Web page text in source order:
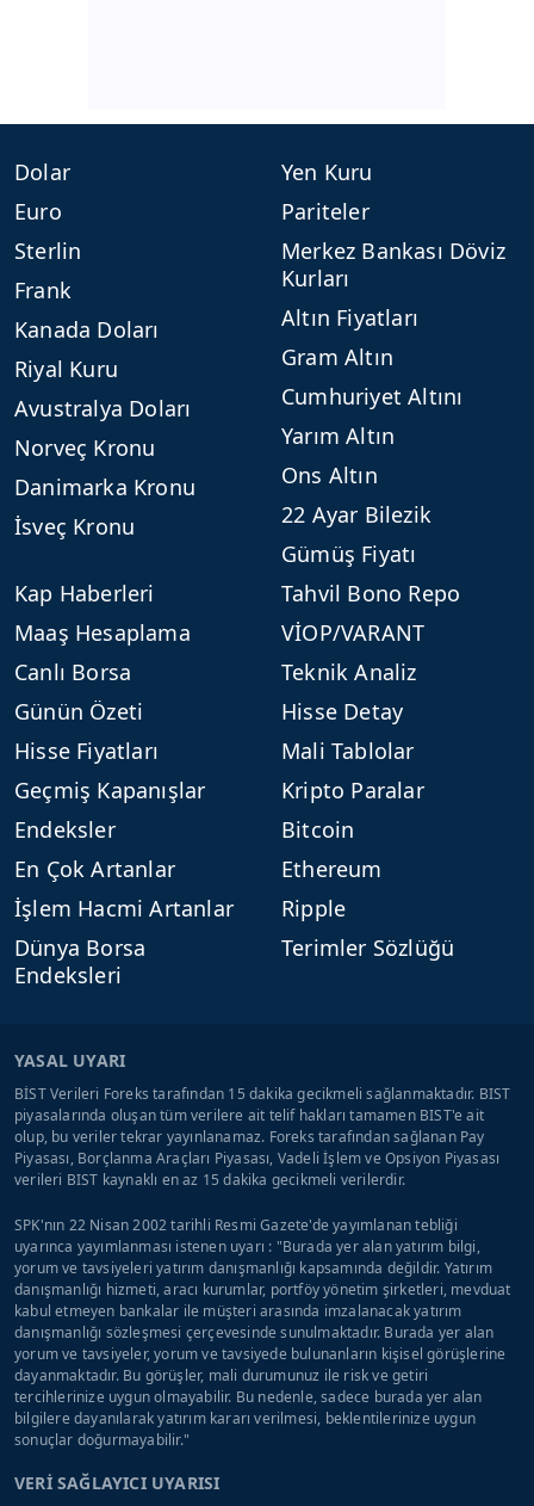
Dolar
Euro
Sterlin
Frank
Kanada Doları
Riyal Kuru
Avustralya Doları
Norveç Kronu
Danimarka Kronu
İsveç Kronu
Yen Kuru
Pariteler
Merkez Bankası Döviz
Kurları
Altın Fiyatları
Gram Altın
Cumhuriyet Altını
Yarım Altın
Ons Altın
22 Ayar Bilezik
Gümüş Fiyatı
Kap Haberleri
Maaş Hesaplama
Canlı Borsa
Günün Özeti
Hisse Fiyatları
Geçmiş Kapanışlar
Endeksler
En Çok Artanlar
İşlem Hacmi Artanlar
Dünya Borsa
Endeksleri
Tahvil Bono Repo
VİOP/VARANT
Teknik Analiz
Hisse Detay
Mali Tablolar
Kripto Paralar
Bitcoin
Ethereum
Ripple
Terimler Sözlüğü
YASAL UYARI
BİST Verileri Foreks tarafından 15 dakika gecikmeli sağlanmaktadır. BIST
piyasalarında oluşan tüm verilere ait telif hakları tamamen BIST'e ait
olup, bu veriler tekrar yayınlanamaz. Foreks tarafından sağlanan Pay
Piyasası, Borçlanma Araçları Piyasası, Vadeli İşlem ve Opsiyon Piyasası
verileri BIST kaynaklı en az 15 dakika gecikmeli verilerdir.
SPK'nın 22 Nisan 2002 tarihli Resmi Gazete'de yayımlanan tebliği
uyarınca yayımlanması istenen uyarı : "Burada yer alan yatırım bilgi,
yorum ve tavsiyeleri yatırım danışmanlığı kapsamında değildir. Yatırım
danışmanlığı hizmeti, aracı kurumlar, portföy yönetim şirketleri, mevduat
kabul etmeyen bankalar ile müşteri arasında imzalanacak yatırım
danışmanlığı sözleşmesi çerçevesinde sunulmaktadır. Burada yer alan
yorum ve tavsiyeler, yorum ve tavsiyede bulunanların kişisel görüşlerine
dayanmaktadır. Bu görüşler, mali durumunuz ile risk ve getiri
tercihlerinize uygun olmayabilir. Bu nedenle, sadece burada yer alan
bilgilere dayanılarak yatırım kararı verilmesi, beklentilerinize uygun
sonuçlar doğurmayabilir."
VERİ SAĞLAYICI UYARISI